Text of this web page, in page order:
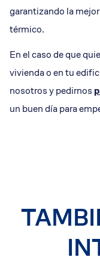
garantizando la
térmico.
En el caso de que
vivienda o en tu
nosotros y pedirnos
un buen día para